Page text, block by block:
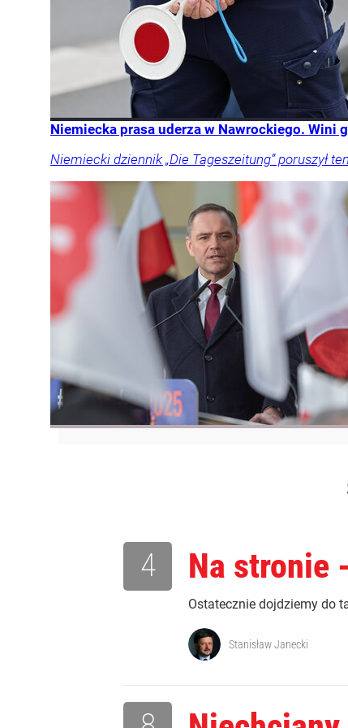
Niemiecka prasa uderza w Nawrockiego. Wini
Niemiecki dziennik „Die Tageszeitung” poruszył
Na stronie
Ostatecznie dojdziemy do
4
Stanisław Janecki